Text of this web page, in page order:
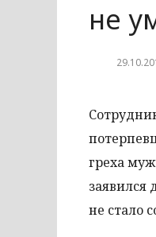
не
греха
заявился
не стало